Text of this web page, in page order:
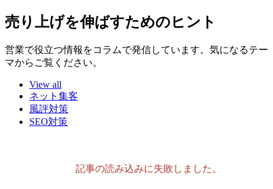
売り上げを伸ばすためのヒント
営業で役立つ情報をコラムで発信しています。気になるテー
マからご覧ください。
View all
ネット集客
風評対策
SEO対策
記事の読み込みに失敗しました。